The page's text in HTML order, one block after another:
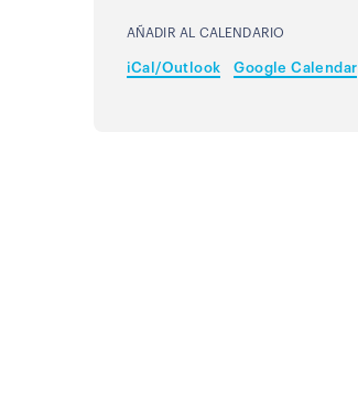
AÑADIR AL CALENDARIO
iCal/Outlook Google Calendar